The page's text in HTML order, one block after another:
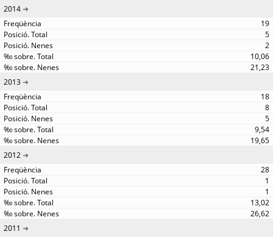
2014
19
5
2
10,06
21,23
2013
18
8
5
9,54
19,65
2012
28
1
1
13,02
26,62
2011